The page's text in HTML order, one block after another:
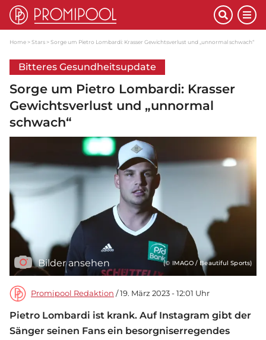
Home Stars Sorge um Pietro Lombardi: Krasser Gewichtsverlust und „unnormal schwach“
Bitteres Gesundheitsupdate
Sorge um Pietro Lombardi: Krasser
Gewichtsverlust und „unnormal
schwach“
Bilder ansehen (© IMAGO / Beautiful Sports)
Promipool Redaktion / 19. März 2023 - 12:01 Uhr
Pietro Lombardi ist krank. Auf Instagram gibt der
Sänger seinen Fans ein besorgniserregendes